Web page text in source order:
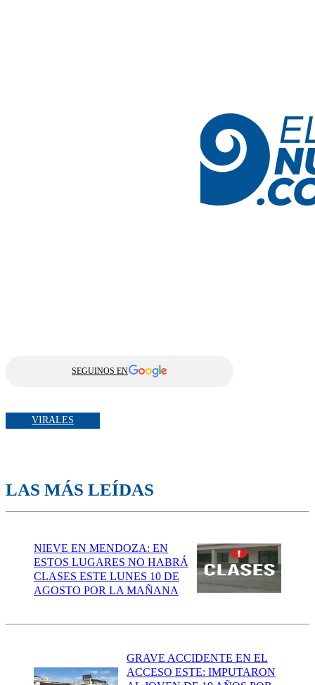
SEGUINOS EN
VIRALES
LAS MÁS LEÍDAS
NIEVE EN MENDOZA: EN
ESTOS LUGARES NO HABRÁ
CLASES ESTE LUNES 10 DE
AGOSTO POR LA MAÑANA
GRAVE ACCIDENTE EN EL
ACCESO ESTE: IMPUTARON